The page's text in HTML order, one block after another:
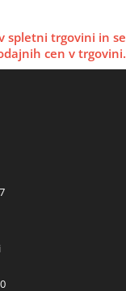
spletni trgovini in se
cen v trgovini.